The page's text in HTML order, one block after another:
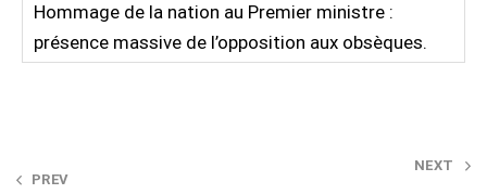
Hommage de la nation au Premier ministre :
présence massive de l’opposition aux obsèques.
Post
PREV
NEXT